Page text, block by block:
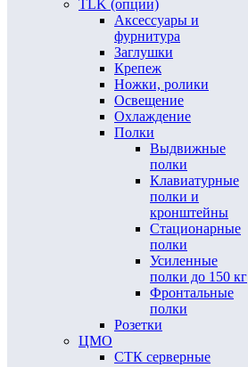
TLK (опции)
Аксессуары и
фурнитура
Заглушки
Крепеж
Ножки, ролики
Освещение
Охлаждение
Полки
Выдвижные
полки
Клавиатурные
полки и
кронштейны
Стационарные
полки
Усиленные
полки до 150 кг
Фронтальные
полки
Розетки
ЦМО
СТК серверные